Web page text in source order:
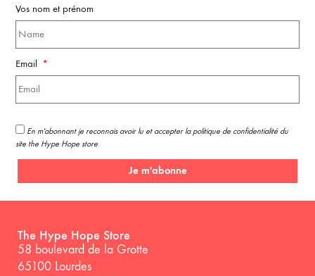
Vos nom et prénom
Email
En m'abonnant je reconnais avoir lu et accepter la politique de confidentialité du
site the Hype Hope store
Je m'abonne
The Hype Hope Store
58 boulevard de la Grotte
65100 Lourdes